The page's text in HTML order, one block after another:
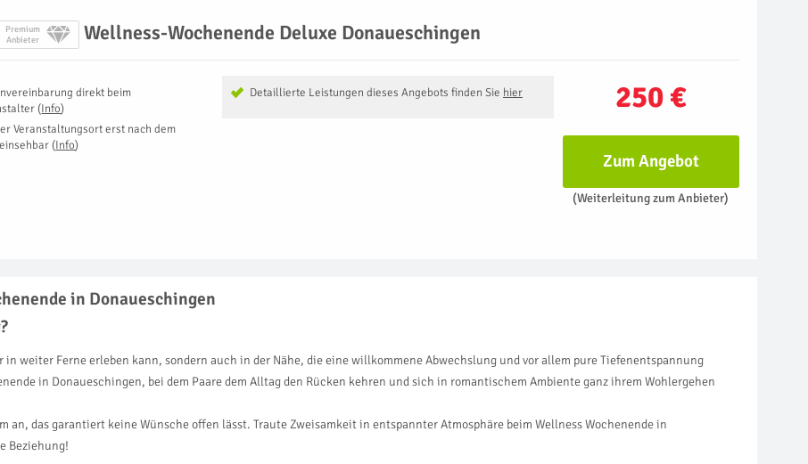
Premium
Anbieter
Wellness-Wochenende Deluxe Donaueschingen
250 €
Detaillierte Leistungen dieses Angebots finden Sie hier
direkt beim
(Info)
Veranstaltungsort erst nach dem
(Info)
Zum Angebot
(Weiterleitung zum Anbieter)
in Donaueschingen
weiter Ferne erleben kann, sondern auch in der Nähe, die eine willkommene Abwechslung und vor allem pure Tiefenentspannung
in Donaueschingen, bei dem Paare dem Alltag den Rücken kehren und sich in romantischem Ambiente ganz ihrem Wohlergehen
an, das garantiert keine Wünsche offen lässt. Traute Zweisamkeit in entspannter Atmosphäre beim Wellness Wochenende in
Beziehung!